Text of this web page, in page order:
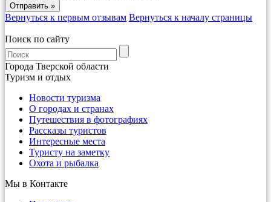
Вернуться к первым отзывам Вернуться к началу страницы
Поиск по сайту
Города Тверской области
Туризм и отдых
Новости туризма
О городах и странах
Путешествия в фотографиях
Рассказы туристов
Интересные места
Туристу на заметку
Охота и рыбалка
Мы в Контакте